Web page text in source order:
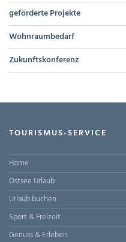
geförderte Projekte
Wohnraumbedarf
Zukunftskonferenz
TOURISMUS-SERVICE
Home
Ostsee Urlaub
Urlaub buchen
Sport & Freizeit
Genuss & Erleben